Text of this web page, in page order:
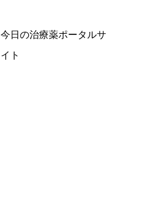
今日の治療薬ポータルサ
イト